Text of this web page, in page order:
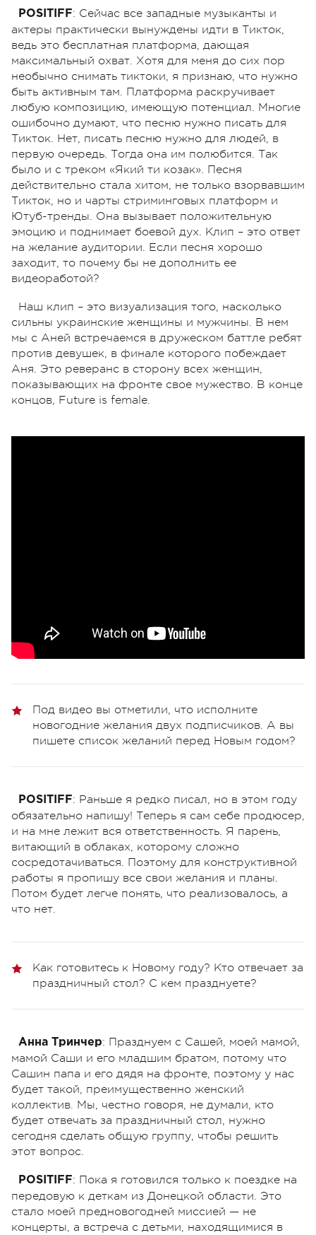
POSITIFF: Сейчас все западные музыканты и
актеры практически вынуждены идти в Тикток,
ведь это бесплатная платформа, дающая
максимальный охват. Хотя для меня до сих пор
необычно снимать тиктоки, я признаю, что нужно
быть активным там. Платформа раскручивает
любую композицию, имеющую потенциал. Многие
ошибочно думают, что песню нужно писать для
Тикток. Нет, писать песню нужно для людей, в
первую очередь. Тогда она им полюбится. Так
было и с треком «Який ти козак». Песня
действительно стала хитом, не только взорвавшим
Тикток, но и чарты стриминговых платформ и
Ютуб-тренды. Она вызывает положительную
эмоцию и поднимает боевой дух. Клип – это ответ
на желание аудитории. Если песня хорошо
заходит, то почему бы не дополнить ее
видеоработой?
Наш клип – это визуализация того, насколько
сильны украинские женщины и мужчины. В нем
мы с Аней встречаемся в дружеском баттле ребят
против девушек, в финале которого побеждает
Аня. Это реверанс в сторону всех женщин,
показывающих на фронте свое мужество. В конце
концов, Future is female.
Под видео вы отметили, что исполните
новогодние желания двух подписчиков. А вы
пишете список желаний перед Новым годом?
POSITIFF: Раньше я редко писал, но в этом году
обязательно напишу! Теперь я сам себе продюсер,
и на мне лежит вся ответственность. Я парень,
витающий в облаках, которому сложно
сосредотачиваться. Поэтому для конструктивной
работы я пропишу все свои желания и планы.
Потом будет легче понять, что реализовалось, а
что нет.
Как готовитесь к Новому году? Кто отвечает за
праздничный стол? С кем празднуете?
Анна Тринчер: Празднуем с Сашей, моей мамой,
мамой Саши и его младшим братом, потому что
Сашин папа и его дядя на фронте, поэтому у нас
будет такой, преимущественно женский
коллектив. Мы, честно говоря, не думали, кто
будет отвечать за праздничный стол, нужно
сегодня сделать общую группу, чтобы решить
этот вопрос.
POSITIFF: Пока я готовился только к поездке на
передовую к деткам из Донецкой области. Это
стало моей предновогодней миссией — не
концерты, а встреча с детьми, находящимися в